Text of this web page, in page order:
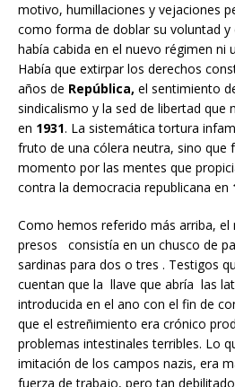
motivo, humillaciones y vejaciones
como forma de doblar su voluntad y
había cabida en el nuevo régimen ni
Había que extirpar los derechos
años de República, el sentimiento
sindicalismo y la sed de libertad que
en 1931. La sistemática tortura
fruto de una cólera neutra, sino que
momento por las mentes que
contra la democracia republicana en
Como hemos referido más arriba, el
presos consistía en un chusco de
sardinas para dos o tres . Testigos
cuentan que la llave que abría las
introducida en el ano con el fin de
que el estreñimiento era crónico
problemas intestinales terribles. Lo
imitación de los campos nazis, era
fuerza de trabajo, pero tan